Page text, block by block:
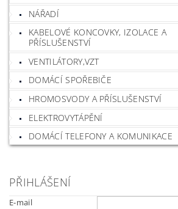
NÁŘADÍ
KABELOVÉ KONCOVKY, IZOLACE A
PŘÍSLUŠENSTVÍ
VENTILÁTORY,VZT
DOMÁCÍ SPOŘEBIČE
HROMOSVODY A PŘÍSLUŠENSTVÍ
ELEKTROVYTÁPĚNÍ
DOMÁCÍ TELEFONY A KOMUNIKACE
PŘIHLÁŠENÍ
E-mail